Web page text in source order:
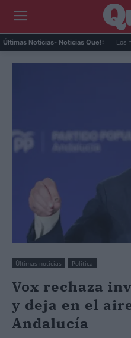
Últimas Noticias- Noticias Que!:
arrepiento de sentir t... Los fans
Últimas noticias Política
Vox rechaza
y deja en el
Andalucía